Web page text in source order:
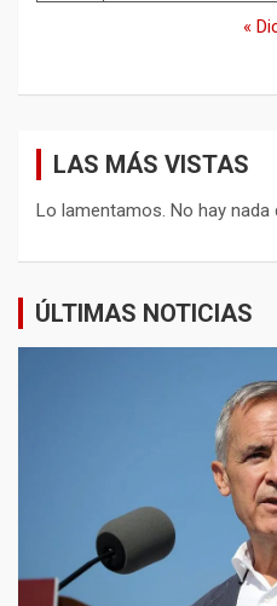
«
LAS MÁS VISTAS
Lo lamentamos. No hay nada
ÚLTIMAS NOTICIAS